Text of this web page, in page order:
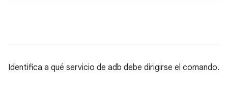
Identifica a qué servicio de adb debe dirigirse el comando.